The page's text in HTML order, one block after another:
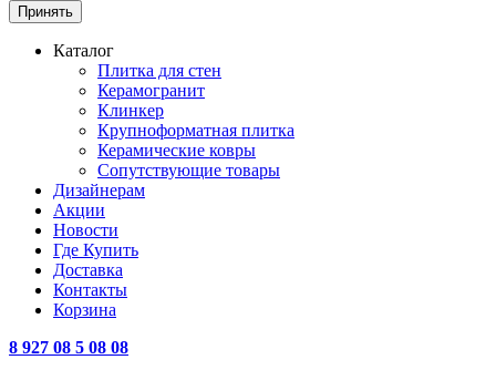
Принять
Каталог
Плитка для стен
Керамогранит
Клинкер
Крупноформатная плитка
Керамические ковры
Сопутствующие товары
Дизайнерам
Акции
Новости
Где Купить
Доставка
Контакты
Корзина
8 927 08 5 08 08